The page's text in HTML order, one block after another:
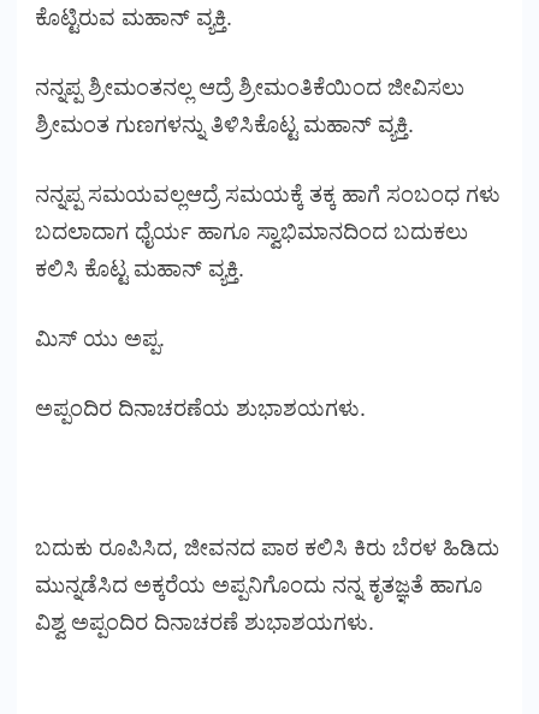
ಕೊಟ್ಟಿರುವ ಮಹಾನ್ ವ್ಯಕ್ತಿ.
ನನ್ನಪ್ಪ ಶ್ರೀಮಂತನಲ್ಲ ಆದ್ರೆ ಶ್ರೀಮಂತಿಕೆಯಿಂದ ಜೀವಿಸಲು
ಶ್ರೀಮಂತ ಗುಣಗಳನ್ನು ತಿಳಿಸಿಕೊಟ್ಟ ಮಹಾನ್ ವ್ಯಕ್ತಿ.
ನನ್ನಪ್ಪ ಸಮಯವಲ್ಲಆದ್ರೆ ಸಮಯಕ್ಕೆ ತಕ್ಕ ಹಾಗೆ ಸಂಬಂಧ ಗಳು
ಬದಲಾದಾಗ ಧೈರ್ಯ ಹಾಗೂ ಸ್ವಾಭಿಮಾನದಿಂದ ಬದುಕಲು
ಕಲಿಸಿ ಕೊಟ್ಟ ಮಹಾನ್ ವ್ಯಕ್ತಿ.
ಮಿಸ್ ಯು ಅಪ್ಪ.
ಅಪ್ಪಂದಿರ ದಿನಾಚರಣೆಯ ಶುಭಾಶಯಗಳು.
ಬದುಕು ರೂಪಿಸಿದ, ಜೀವನದ ಪಾಠ ಕಲಿಸಿ ಕಿರು ಬೆರಳ ಹಿಡಿದು
ಮುನ್ನಡೆಸಿದ ಅಕ್ಕರೆಯ ಅಪ್ಪನಿಗೊಂದು ನನ್ನ ಕೃತಜ್ಞತೆ ಹಾಗೂ
ವಿಶ್ವ ಅಪ್ಪಂದಿರ ದಿನಾಚರಣೆ ಶುಭಾಶಯಗಳು.